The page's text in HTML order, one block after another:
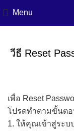
Menu
วีธี Reset
เพื่อ Reset
โปรดทำตามขั้นต
1. ให้คุณเข้าสู่ระบ